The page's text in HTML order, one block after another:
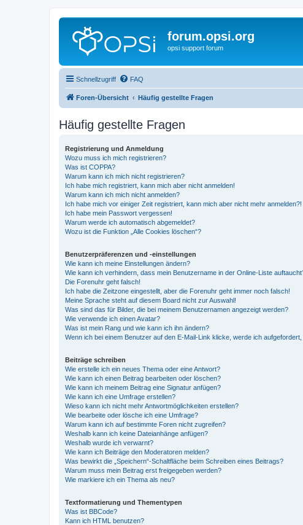
forum.opsi.org
opsi support forum
Schnellzugriff FAQ
Foren-Übersicht Häufig gestellte Fragen
Häufig gestellte Fragen
Registrierung und Anmeldung
Wozu muss ich mich registrieren?
Was ist COPPA?
Warum kann ich mich nicht registrieren?
Ich habe mich registriert, kann mich aber nicht anmelden!
Warum kann ich mich nicht anmelden?
Ich habe mich vor einiger Zeit registriert, kann mich aber nicht mehr anmelden?!
Ich habe mein Passwort vergessen!
Warum werde ich automatisch abgemeldet?
Wozu ist die Funktion „Alle Cookies löschen“?
Benutzerpräferenzen und -einstellungen
Wie kann ich meine Einstellungen ändern?
Wie kann ich verhindern, dass mein Benutzername in der Online-Liste
Die Forenuhr geht falsch!
Ich habe die Zeitzone eingestellt, aber die Forenuhr geht immer noch falsch!
Meine Sprache steht auf diesem Board nicht zur Auswahl!
Was sind das für Bilder, die bei meinem Benutzernamen angezeigt werden?
Wie verwende ich einen Avatar?
Was ist mein Rang und wie kann ich ihn ändern?
Wenn ich bei einem Benutzer auf den E-Mail-Link klicke, werde ich aufgefordert,
Beiträge schreiben
Wie erstelle ich ein neues Thema oder eine Antwort?
Wie kann ich einen Beitrag bearbeiten oder löschen?
Wie kann ich meinem Beitrag eine Signatur anfügen?
Wie kann ich eine Umfrage erstellen?
Wieso kann ich nicht mehr Antwortmöglichkeiten erstellen?
Wie bearbeite oder lösche ich eine Umfrage?
Warum kann ich auf bestimmte Foren nicht zugreifen?
Weshalb kann ich keine Dateianhänge anfügen?
Weshalb wurde ich verwarnt?
Wie kann ich Beiträge den Moderatoren melden?
Was bewirkt die „Speichern“-Schaltfläche beim Schreiben eines Beitrags?
Warum muss mein Beitrag erst freigegeben werden?
Wie markiere ich ein Thema als neu?
Textformatierung und Thementypen
Was ist BBCode?
Kann ich HTML benutzen?